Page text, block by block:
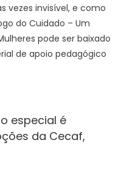
vezes invisível, e como
do Cuidado – Um
pode ser baixado
de apoio pedagógico
especial é
da Cecaf,